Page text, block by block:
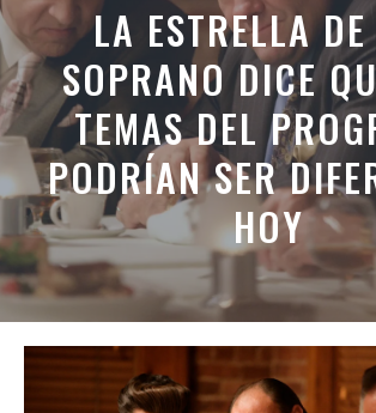
LA ESTRELLA
SOPRANO DICE
TEMAS DEL
PODRÍAN SER
HOY